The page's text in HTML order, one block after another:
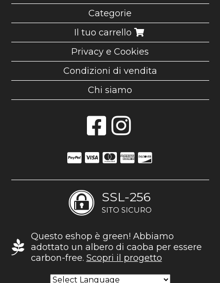
Categorie
Il tuo carrello
Privacy e Cookies
Condizioni di vendita
Chi siamo
SSL-256
SITO SICURO
Questo eshop è green! Abbiamo
adottato un albero di caoba per essere
carbon-free. Scopri il progetto